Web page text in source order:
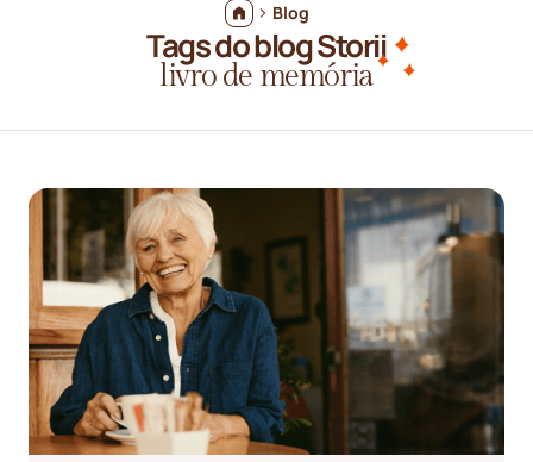
Blog
Tags do blog Storii
livro de memória